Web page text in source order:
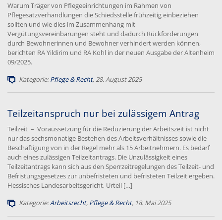
Warum Träger von Pflegeeinrichtungen im Rahmen von
Pflegesatzverhandlungen die Schiedsstelle frühzeitig einbeziehen
sollten und wie dies im Zusammenhang mit
Vergütungsvereinbarungen steht und dadurch Rückforderungen
durch Bewohnerinnen und Bewohner verhindert werden können,
berichten RA Yildirim und RA Kohl in der neuen Ausgabe der Altenheim
09/2025.
Kategorie:Pflege & Recht, 28. August 2025
Teilzeitanspruch nur bei zulässigem Antrag
Teilzeit – Voraussetzung für die Reduzierung der Arbeitszeit ist nicht
nur das sechsmonatige Bestehen des Arbeitsverhältnisses sowie die
Beschäftigung von in der Regel mehr als 15 Arbeitnehmern. Es bedarf
auch eines zulässigen Teilzeitantrags. Die Unzulässigkeit eines
Teilzeitantrags kann sich aus den Sperrzeitregelungen des Teilzeit- und
Befristungsgesetzes zur unbefristeten und befristeten Teilzeit ergeben.
Hessisches Landesarbeitsgericht, Urteil […]
Kategorie:Arbeitsrecht, Pflege & Recht, 18. Mai 2025